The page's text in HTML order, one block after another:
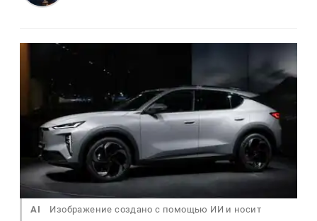
AI
Изображение создано с помощью ИИ и носит